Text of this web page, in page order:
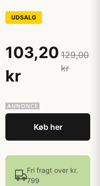
UDSALG
103,20
kr
129,00
kr
Køb her
Fri fragt over kr.
799